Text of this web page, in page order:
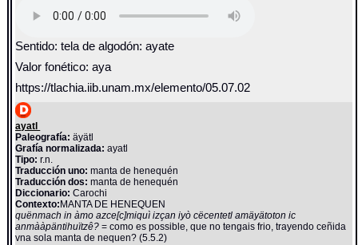
Sentido: tela de algodón: ayate
Valor fonético: aya
https://tlachia.iib.unam.mx/elemento/05.07.02
ayatl
Paleografía: äyätl
Grafía normalizada: ayatl
Tipo: r.n.
Traducción uno: manta de henequén
Traducción dos: manta de henequén
Diccionario:Carochi
Contexto: MANTA DE HENEQUEN
quënmach in àmo azce[c]miquì izçan iyò cëcentetl amäyätoton ic
anmààpäntihuïtzê?= como es possible, que no tengais frio, trayendo ceñida
vna sola manta de nequen? (5.5.2)